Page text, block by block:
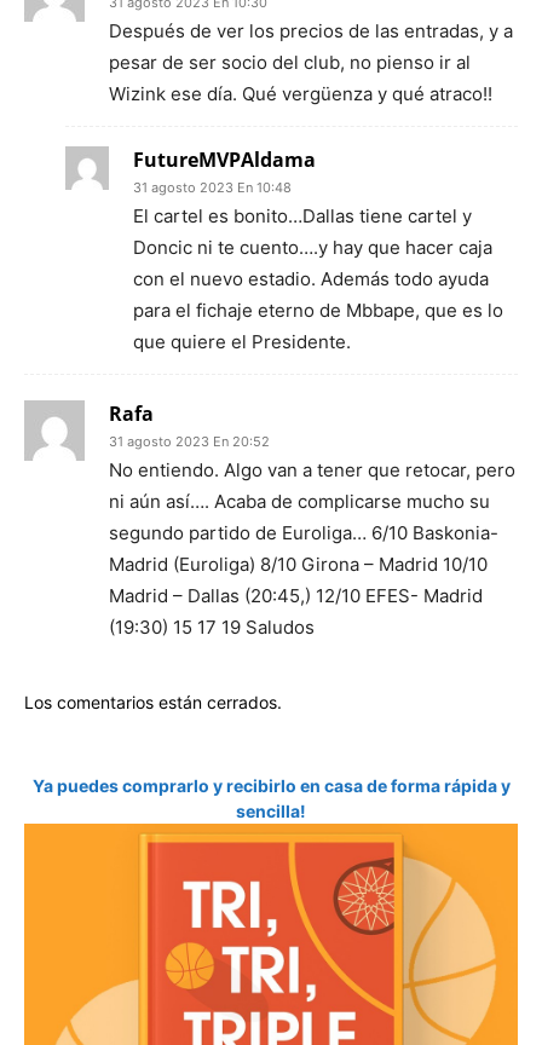
Después de ver los precios de las entradas, y a
pesar de ser socio del club, no pienso ir al
Wizink ese día. Qué vergüenza y qué atraco!!
FutureMVPAldama
31 agosto 2023 En 10:48
El cartel es bonito…Dallas tiene cartel y
Doncic ni te cuento….y hay que hacer caja
con el nuevo estadio. Además todo ayuda
para el fichaje eterno de Mbbape, que es lo
que quiere el Presidente.
Rafa
31 agosto 2023 En 20:52
No entiendo. Algo van a tener que retocar, pero
ni aún así…. Acaba de complicarse mucho su
segundo partido de Euroliga… 6/10 Baskonia-
Madrid (Euroliga) 8/10 Girona – Madrid 10/10
Madrid – Dallas (20:45,) 12/10 EFES- Madrid
(19:30) 15 17 19 Saludos
Los comentarios están cerrados.
Ya puedes comprarlo y recibirlo en casa de forma rápida y
sencilla!